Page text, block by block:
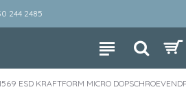
244 2485
ESD KRAFTFORM MICRO